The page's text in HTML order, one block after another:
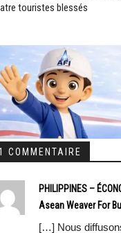
touristes blessés
COMMENTAIRE
PHILIPPINES –
Asean Weaver For
[…] Nous